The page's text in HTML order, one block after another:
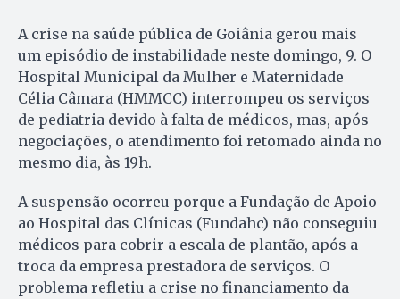
A crise na saúde pública de Goiânia gerou mais
um episódio de instabilidade neste domingo, 9. O
Hospital Municipal da Mulher e Maternidade
Célia Câmara (HMMCC) interrompeu os serviços
de pediatria devido à falta de médicos, mas, após
negociações, o atendimento foi retomado ainda no
mesmo dia, às 19h.
A suspensão ocorreu porque a Fundação de Apoio
ao Hospital das Clínicas (Fundahc) não conseguiu
médicos para cobrir a escala de plantão, após a
troca da empresa prestadora de serviços. O
problema refletiu a crise no financiamento da